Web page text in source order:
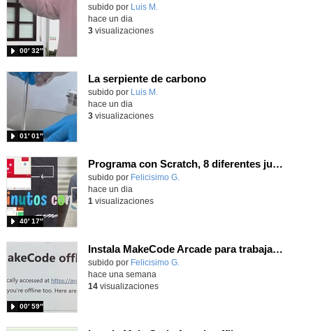
Contenido educativo.
subido por Luis M.
00′ 32″
hace un dia
3visualizaciones
La serpiente de carbono
Contenido educativo.
subido por Luis M.
01′ 01″
hace un dia
3visualizaciones
Programa con Scratch, 8 diferentes juegos para vivir la emoción de los partidos de España en el mundial 2026
Contenido educativo.
subido por Felicisimo G.
40′ 17″
hace un dia
1 visualizaciones
Instala MakeCode Arcade para trabajar offline en tu tablet, ordenador, Chromebook
Contenido educativo.
subido por Felicisimo G.
00′ 59″
hace una semana
14visualizaciones